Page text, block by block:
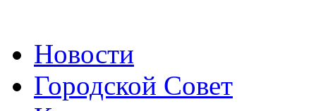
Новости
Городской Совет